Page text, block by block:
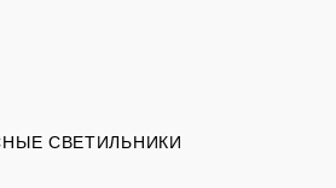
СВЕТИЛЬНИКИ